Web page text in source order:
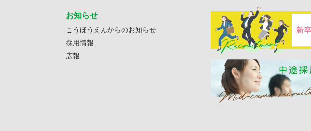
お知らせ
こうほうえんからのお知らせ
採用情報
広報